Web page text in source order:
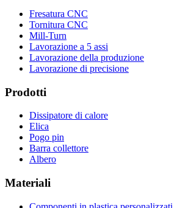
Fresatura CNC
Tornitura CNC
Mill-Turn
Lavorazione a 5 assi
Lavorazione della produzione
Lavorazione di precisione
Prodotti
Dissipatore di calore
Elica
Pogo pin
Barra collettore
Albero
Materiali